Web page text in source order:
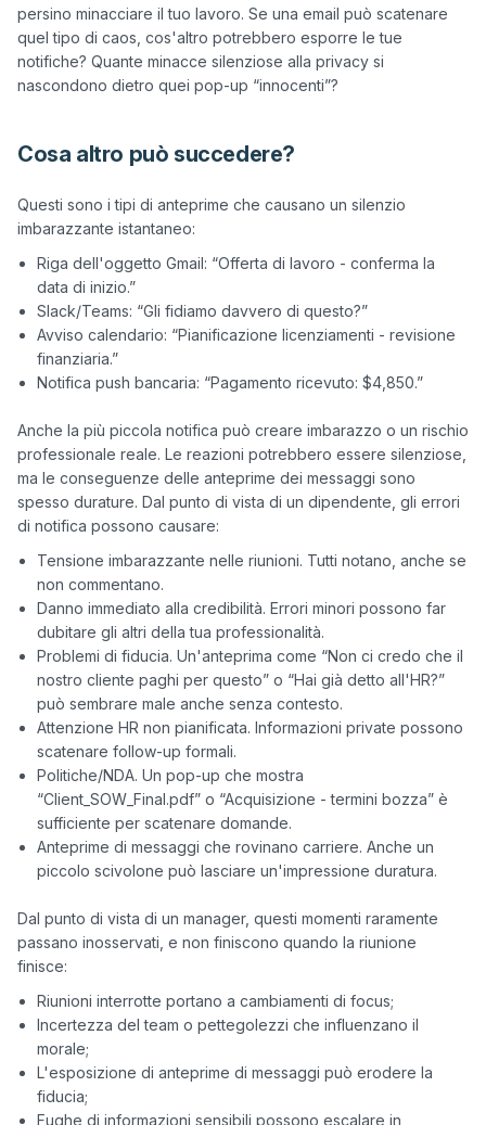
persino minacciare il tuo lavoro. Se una email può scatenare
quel tipo di caos, cos'altro potrebbero esporre le tue
notifiche? Quante minacce silenziose alla privacy si
Cosa altro può succedere?
Questi sono i tipi di anteprime che causano un silenzio
Riga dell'oggetto Gmail: “Offerta di lavoro - conferma la
data di inizio.”
Slack/Teams: “Gli fidiamo davvero di questo?”
Avviso calendario: “Pianificazione licenziamenti - revisione
finanziaria.”
Notifica push bancaria: “Pagamento ricevuto: $4,850.”
Anche la più piccola notifica può creare imbarazzo o un rischio
professionale reale. Le reazioni potrebbero essere silenziose,
ma le conseguenze delle anteprime dei messaggi sono
spesso durature. Dal punto di vista di un dipendente, gli errori
Tensione imbarazzante nelle riunioni. Tutti notano, anche se
non commentano.
Danno immediato alla credibilità. Errori minori possono far
dubitare gli altri della tua professionalità.
Problemi di fiducia. Un'anteprima come “Non ci credo che il
nostro cliente paghi per questo” o “Hai già detto all'HR?”
può sembrare male anche senza contesto.
Attenzione HR non pianificata. Informazioni private possono
scatenare follow-up formali.
Politiche/NDA. Un pop-up che mostra
“Client_SOW_Final.pdf” o “Acquisizione - termini bozza” è
sufficiente per scatenare domande.
Anteprime di messaggi che rovinano carriere. Anche un
piccolo scivolone può lasciare un'impressione duratura.
Dal punto di vista di un manager, questi momenti raramente
passano inosservati, e non finiscono quando la riunione
Riunioni interrotte portano a cambiamenti di focus;
Incertezza del team o pettegolezzi che influenzano il
morale;
L'esposizione di anteprime di messaggi può erodere la
fiducia;
Fughe di informazioni sensibili possono escalare in